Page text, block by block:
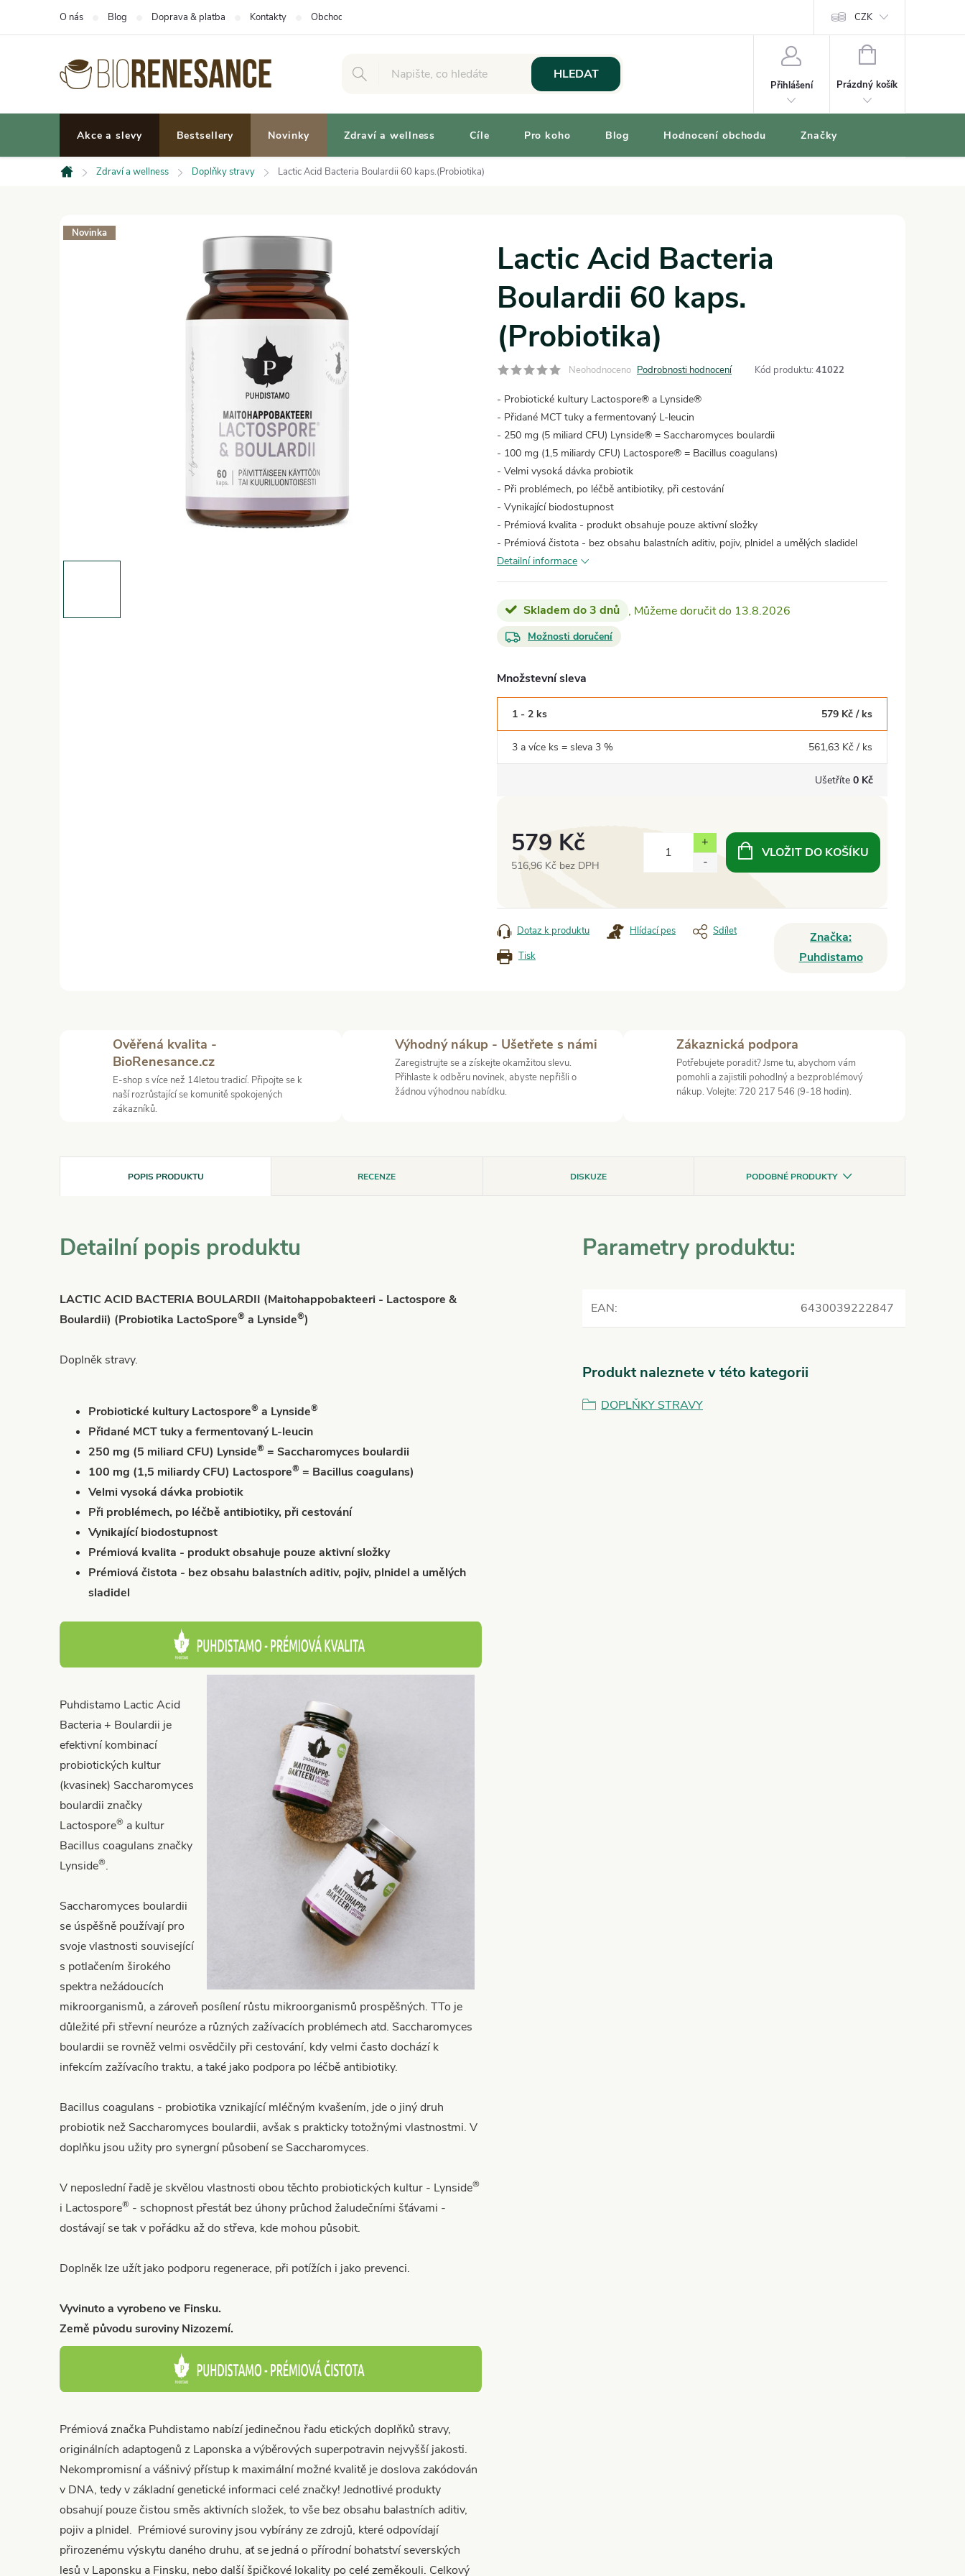
O nás Blog Doprava & platba Kontakty Obchodní podmínky CZK
HLEDAT
Přihlášení
NÁKUPNÍ
Prázdný košík
Akce a slevy Bestsellery Novinky Zdraví a wellness Cíle Pro koho Blog Hodnocení obchodu Značky
Domů
Zdraví a wellness Doplňky stravy Lactic Acid Bacteria Boulardii 60 kaps.(Probiotika)
Novinka
Lactic Acid Bacteria
Boulardii 60 kaps.
(Probiotika)
Neohodnoceno Podrobnosti hodnocení Kód produktu: 41022
- Probiotické kultury Lactospore® a Lynside®
- Přidané MCT tuky a fermentovaný L-leucin
- 250 mg (5 miliard CFU) Lynside® = Saccharomyces boulardii
- 100 mg (1,5 miliardy CFU) Lactospore® = Bacillus coagulans)
- Velmi vysoká dávka probiotik
- Při problémech, po léčbě antibiotiky, při cestování
- Vynikající biodostupnost
- Prémiová kvalita - produkt obsahuje pouze aktivní složky
- Prémiová čistota - bez obsahu balastních aditiv, pojiv, plnidel a umělých sladidel
Detailní informace
Skladem do 3 dnů 13.8.2026
Možnosti doručení
Množstevní sleva
1 - 2 ks 579 Kč/ ks
3 a více ks = sleva 3 % 561,63 Kč/ ks
Ušetříte 0 Kč
579 Kč
516,96 Kč bez DPH
VLOŽIT DO KOŠÍKU
Tisk
Dotaz k produktu Hlídací pes Sdílet
Značka:
Puhdistamo
Ověřená kvalita -
BioRenesance.cz
E-shop s více než 14letou tradicí. Připojte se k
naší rozrůstající se komunitě spokojených
zákazníků.
Výhodný nákup - Ušetřete s námi
Zaregistrujte se a získejte okamžitou slevu.
Přihlaste k odběru novinek, abyste nepřišli o
žádnou výhodnou nabídku.
Zákaznická podpora
Potřebujete poradit? Jsme tu, abychom vám
pomohli a zajistili pohodlný a bezproblémový
nákup. Volejte: 720 217 546 (9-18 hodin).
POPIS PRODUKTU RECENZE DISKUZE PODOBNÉ PRODUKTY
Detailní popis produktu
LACTIC ACID BACTERIA BOULARDII (Maitohappobakteeri - Lactospore &
Boulardii) (Probiotika LactoSpore® a Lynside®)
Doplněk stravy.
Probiotické kultury Lactospore® a Lynside®
Přidané MCT tuky a fermentovaný L-leucin
250 mg (5 miliard CFU) Lynside® = Saccharomyces boulardii
100 mg (1,5 miliardy CFU) Lactospore® = Bacillus coagulans)
Velmi vysoká dávka probiotik
Při problémech, po léčbě antibiotiky, při cestování
Vynikající biodostupnost
Prémiová kvalita - produkt obsahuje pouze aktivní složky
Prémiová čistota - bez obsahu balastních aditiv, pojiv, plnidel a umělých
sladidel
Puhdistamo Lactic Acid
Bacteria + Boulardii je
efektivní kombinací
probiotických kultur
(kvasinek) Saccharomyces
boulardii značky
Lactospore® a kultur
Bacillus coagulans značky
Lynside®.
Saccharomyces boulardii
se úspěšně používají pro
svoje vlastnosti související
s potlačením širokého
spektra nežádoucích
mikroorganismů, a zároveň posílení růstu mikroorganismů prospěšných. TTo je
důležité při střevní neuróze a různých zažívacích problémech atd. Saccharomyces
boulardii se rovněž velmi osvědčily při cestování, kdy velmi často dochází k
infekcím zažívacího traktu, a také jako podpora po léčbě antibiotiky.
Bacillus coagulans - probiotika vznikající mléčným kvašením, jde o jiný druh
probiotik než Saccharomyces boulardii, avšak s prakticky totožnými vlastnostmi. V
doplňku jsou užity pro synergní působení se Saccharomyces.
V neposlední řadě je skvělou vlastnosti obou těchto probiotických kultur - Lynside®
i Lactospore® - schopnost přestát bez úhony průchod žaludečními šťávami -
dostávají se tak v pořádku až do střeva, kde mohou působit.
Doplněk lze užít jako podporu regenerace, při potížích i jako prevenci.
Vyvinuto a vyrobeno ve Finsku.
Země původu suroviny Nizozemí.
Prémiová značka Puhdistamo nabízí jedinečnou řadu etických doplňků stravy,
originálních adaptogenů z Laponska a výběrových superpotravin nejvyšší jakosti.
Nekompromisní a vášnivý přístup k maximální možné kvalitě je doslova zakódován
v DNA, tedy v základní genetické informaci celé značky! Jednotlivé produkty
obsahují pouze čistou směs aktivních složek, to vše bez obsahu balastních aditiv,
pojiv a plnidel. Prémiové suroviny jsou vybírány ze zdrojů, které odpovídají
přirozenému výskytu daného druhu, ať se jedná o přírodní bohatství severských
lesů v Laponsku a Finsku, nebo další špičkové lokality po celé zeměkouli. Celkový
Parametry produktu:
EAN: 6430039222847
Produkt naleznete v této kategorii
DOPLŇKY STRAVY